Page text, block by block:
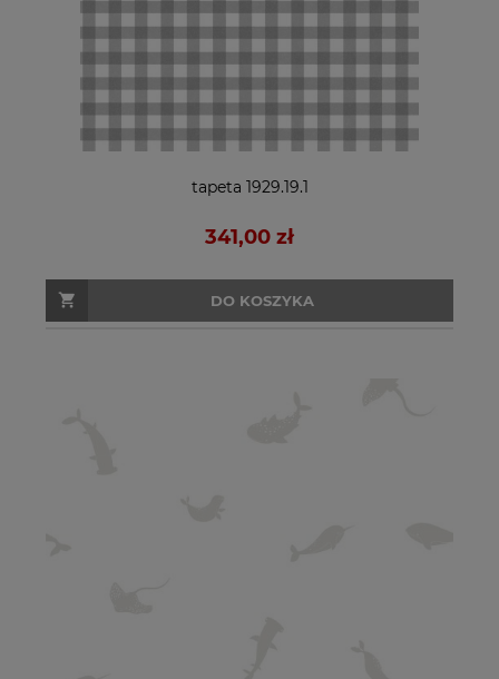
tapeta 1929.19.1
341,00 zł
DO KOSZYKA